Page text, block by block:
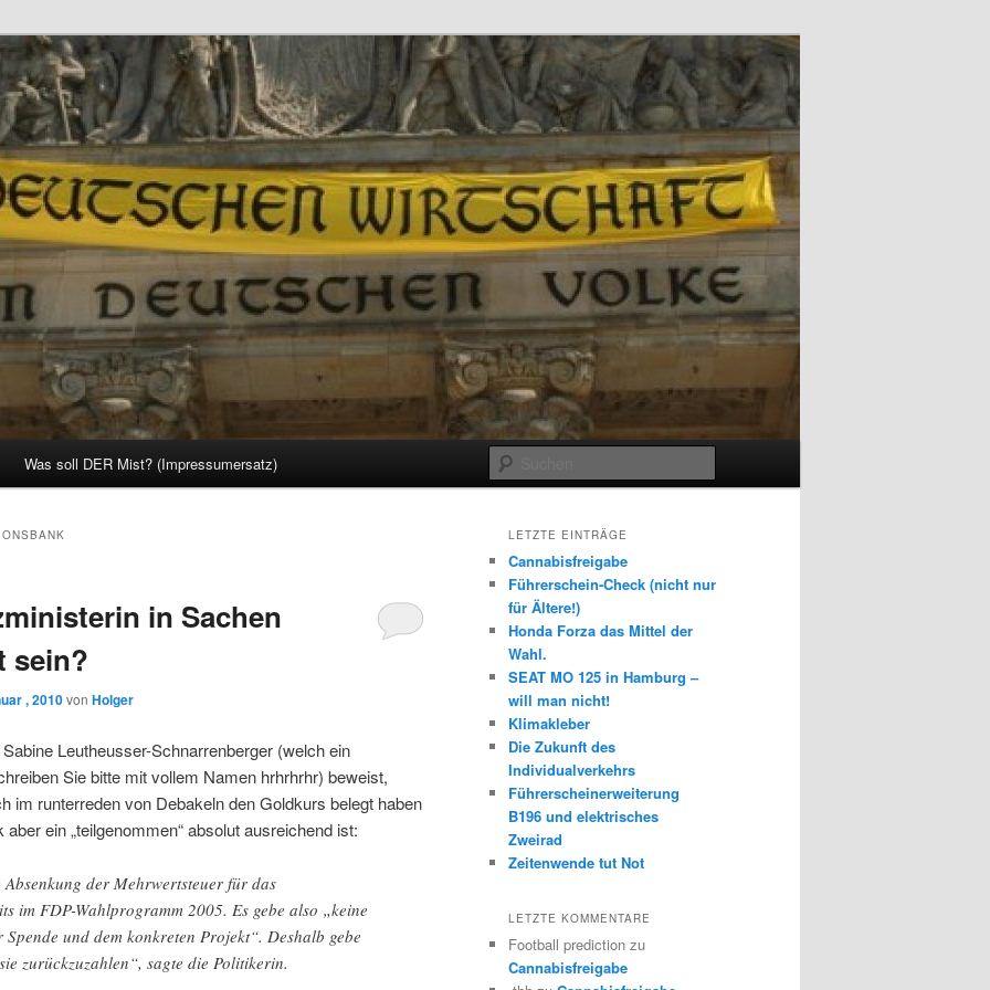
Was soll DER Mist? (Impressumersatz)
in Sachen
sein?
, 2010von Holger
Leutheusser-Schnarrenberger (welch ein
Sie bitte mit vollem Namen hrhrhrhr) beweist,
im runterreden von Debakeln den Goldkurs belegt haben
ein „teilgenommen“ absolut ausreichend ist:
der Mehrwertsteuer für das
im FDP-Wahlprogramm 2005. Es gebe also „keine
und dem konkreten Projekt“. Deshalb gebe
zurückzuzahlen“, sagte die Politikerin.
LETZTE EINTRÄGE
Cannabisfreigabe
Führerschein-Check (nicht nur
für Ältere!)
Honda Forza das Mittel der
Wahl.
SEAT MO 125 in Hamburg –
will man nicht!
Klimakleber
Die Zukunft des
Individualverkehrs
Führerscheinerweiterung
B196 und elektrisches
Zweirad
Zeitenwende tut Not
LETZTE KOMMENTARE
Football prediction zu
Cannabisfreigabe